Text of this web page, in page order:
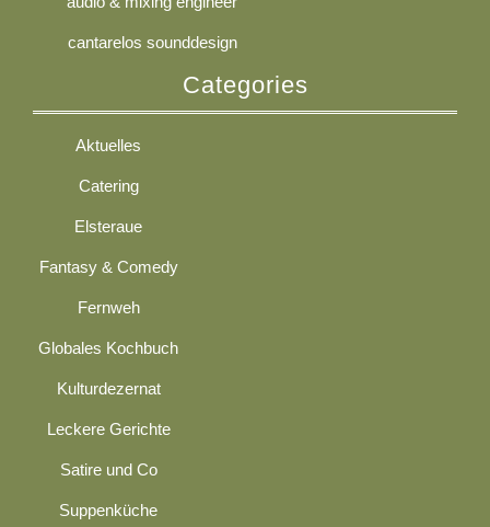
cantarelos sounddesign
Categories
Aktuelles
Catering
Elsteraue
Fantasy & Comedy
Fernweh
Globales Kochbuch
Kulturdezernat
Leckere Gerichte
Satire und Co
Suppenküche